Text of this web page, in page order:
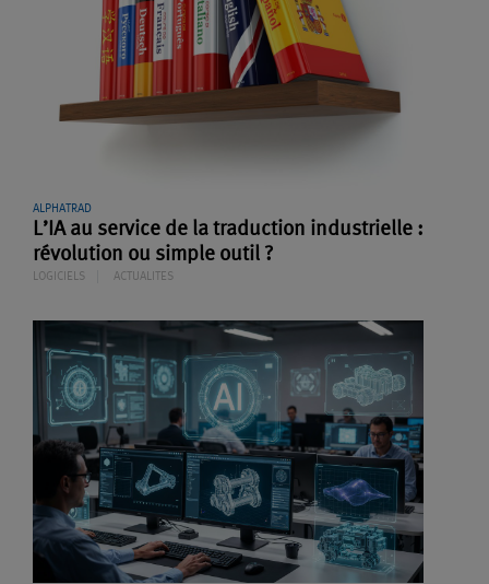
ALPHATRAD
L’IA au service de la traduction industrielle :
révolution ou simple outil ?
LOGICIELS ACTUALITES